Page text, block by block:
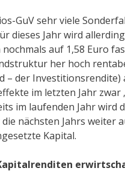
GuV sehr viele
dieses Jahr wird
auf 1,58 Euro
her hoch
– der
im letzten Jahr zwar
im laufenden Jahr wird
nächsten Jahrs weiter
Kapital.